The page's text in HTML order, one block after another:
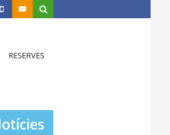
RESERVES